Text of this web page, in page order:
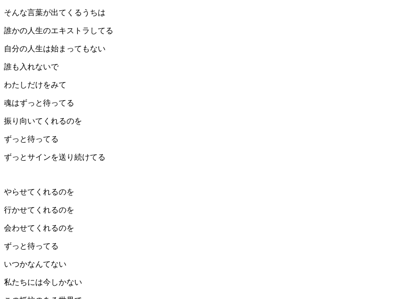
そんな言葉が出てくるうちは
誰かの人生のエキストラしてる
自分の人生は始まってもない
誰も入れないで
わたしだけをみて
魂はずっと待ってる
振り向いてくれるのを
ずっと待ってる
ずっとサインを送り続けてる
やらせてくれるのを
行かせてくれるのを
会わせてくれるのを
ずっと待ってる
いつかなんてない
私たちには今しかない